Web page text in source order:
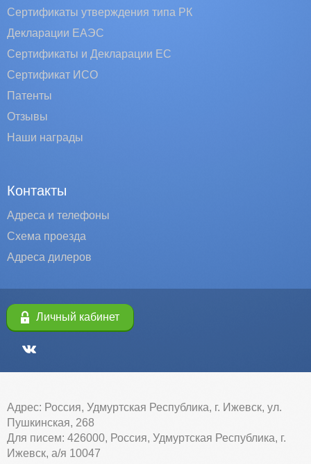
Сертификаты утверждения типа РК
Декларации ЕАЭС
Сертификаты и Декларации EC
Сертификат ИСО
Патенты
Отзывы
Наши награды
Контакты
Адреса и телефоны
Схема проезда
Адреса дилеров
Личный кабинет
Адрес: Россия, Удмуртская Республика, г. Ижевск, ул.
Пушкинская, 268
Для писем: 426000, Россия, Удмуртская Республика, г.
Ижевск, а/я 10047